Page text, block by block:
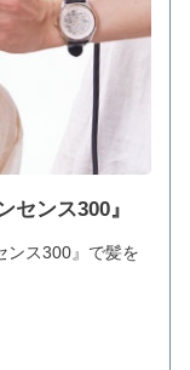
センス300』
ンス300』で髪を